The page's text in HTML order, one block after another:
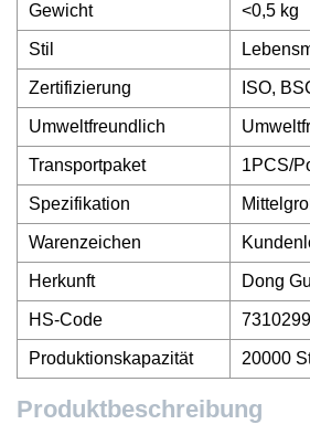
Gewicht <0,5 kg
Stil
Zertifizierung ISO,
Umweltfreundlich
Transportpaket 1PCS/
Spezifikation
Warenzeichen
Herkunft Dong
HS-Code
Produktionskapazität 20000
Produktbeschreibung